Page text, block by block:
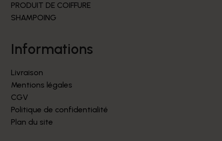
PRODUIT DE COIFFURE
SHAMPOING
informations
Livraison
Mentions légales
CGV
Politique de confidentialité
Plan du site